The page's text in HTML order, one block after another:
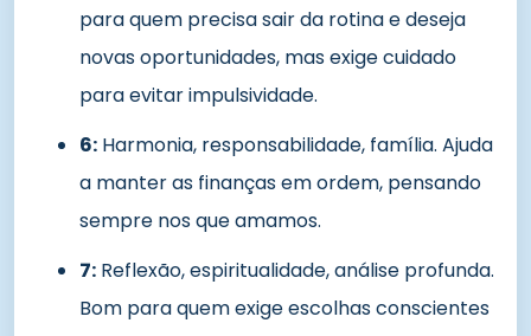
para quem precisa sair da rotina e deseja
novas oportunidades, mas exige cuidado
para evitar impulsividade.
6: Harmonia, responsabilidade, família. Ajuda
a manter as finanças em ordem, pensando
sempre nos que amamos.
7: Reflexão, espiritualidade, análise profunda.
Bom para quem exige escolhas conscientes